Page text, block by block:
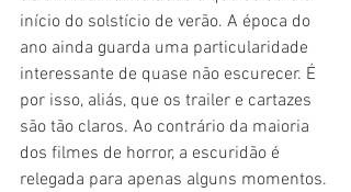
início do solstício de verão. A época do
ano ainda guarda uma particularidade
interessante de quase não escurecer. É
por isso, aliás, que os trailer e cartazes
são tão claros. Ao contrário da maioria
dos filmes de horror, a escuridão é
relegada para apenas alguns momentos.